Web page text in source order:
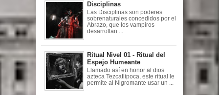
Disciplinas
Las Disciplinas son poderes
sobrenaturales concedidos por el
Abrazo, que los vampiros
desarrollan ...
Ritual Nivel 01 - Ritual del
Espejo Humeante
Llamado así en honor al dios
azteca Tezcatlipoca, este ritual le
permite al Nigromante usar un ...